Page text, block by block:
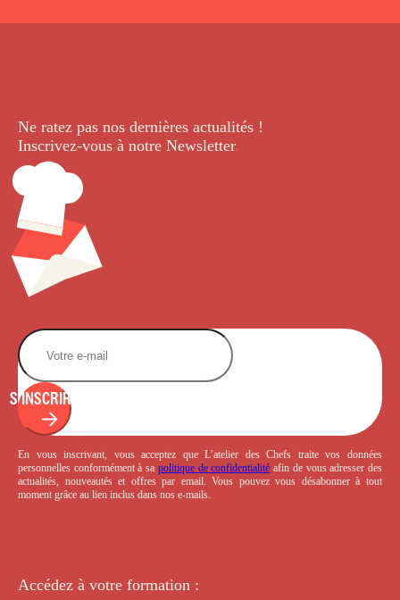
Ne ratez pas nos dernières actualités !
Inscrivez-vous à notre Newsletter.
S'INSCRIRE
En vous inscrivant, vous acceptez que L’atelier des Chefs traite vos données
personnelles conformément à sa politique de confidentialité afin de vous adresser des
actualités, nouveautés et offres par email. Vous pouvez vous désabonner à tout
moment grâce au lien inclus dans nos e-mails.
Accédez à votre formation :